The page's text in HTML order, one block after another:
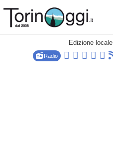
Edizione locale
Radio